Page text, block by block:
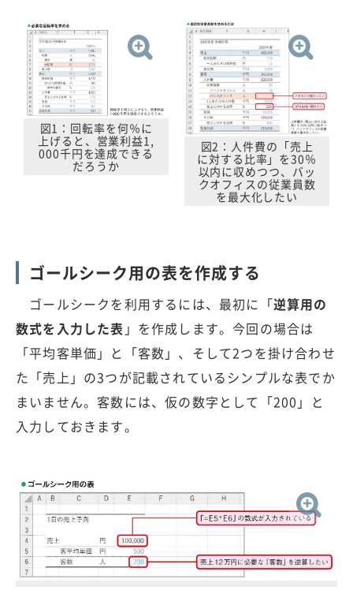
図1：回転率を何％に
上げると、営業利益1,
000千円を達成できる
だろうか
図2：人件費の「売上
に対する比率」を30％
以内に収めつつ、バッ
クオフィスの従業員数
を最大化したい
ゴールシーク用の表を作成する
ゴールシークを利用するには、最初に「逆算用の
数式を入力した表 」を作成します。今回の場合は
「平均客単価」と「客数」、そして2つを掛け合わせ
た「売上」の3つが記載されているシンプルな表でか
まいません。客数には、仮の数字として「200」と
入力しておきます。